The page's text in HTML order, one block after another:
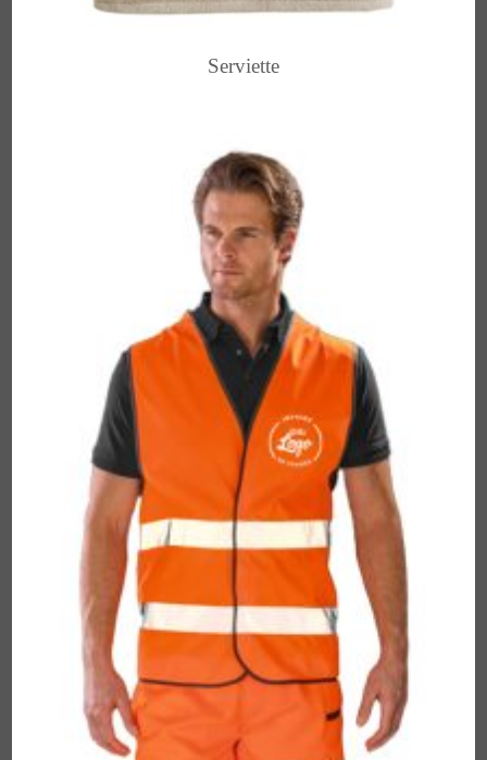
Serviette